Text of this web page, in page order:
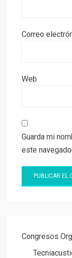
Correo
Web
Guarda mi
este
Congresos